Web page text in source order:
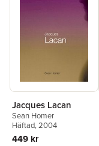
Jacques Lacan
Sean Homer
Häftad, 2004
449 kr